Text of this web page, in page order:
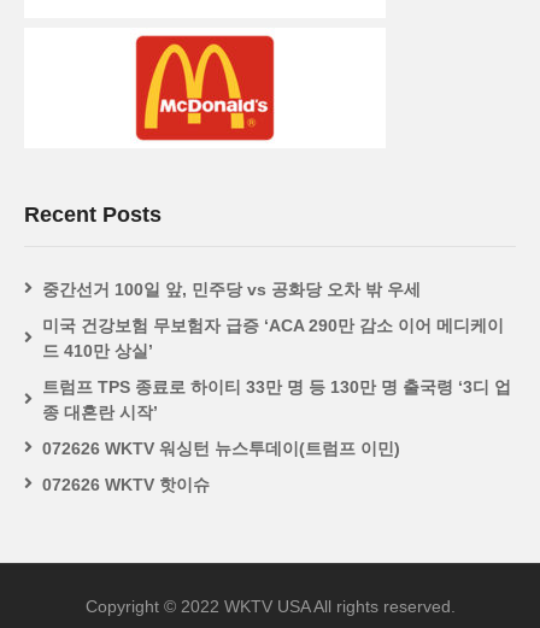
Recent Posts
중간선거 100일 앞, 민주당 vs 공화당 오차 밖 우세
미국 건강보험 무보험자 급증 ‘ACA 290만 감소 이어 메디케이
드 410만 상실’
트럼프 TPS 종료로 하이티 33만 명 등 130만 명 출국령 ‘3디 업
종 대혼란 시작’
072626 WKTV 워싱턴 뉴스투데이(트럼프 이민)
072626 WKTV 핫이슈
Copyright © 2022 WKTV USA All rights reserved.